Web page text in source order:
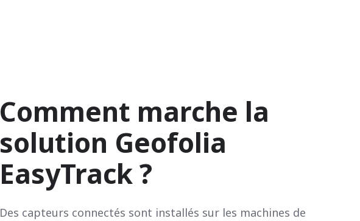
Comment marche la
solution Geofolia
EasyTrack ?
Des capteurs connectés sont installés sur les machines de